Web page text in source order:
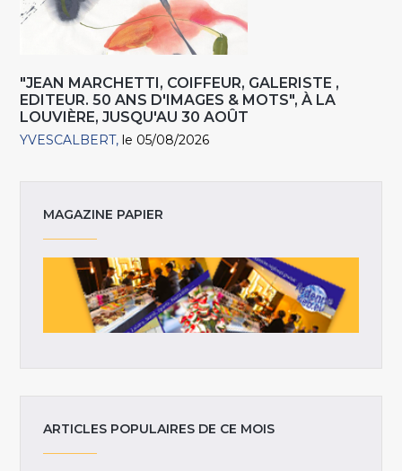
"JEAN MARCHETTI, COIFFEUR, GALERISTE ,
EDITEUR. 50 ANS D'IMAGES & MOTS", À LA
LOUVIÈRE, JUSQU'AU 30 AOÛT
YVESCALBERT le 05/08/2026
MAGAZINE PAPIER
ARTICLES POPULAIRES DE CE MOIS